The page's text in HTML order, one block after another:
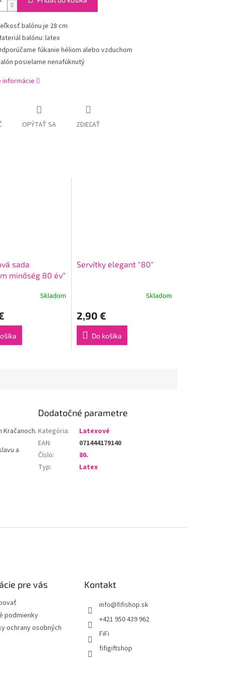
balónu je 28 cm
balónu: latex
fúkanie héliom alebo vzduchom
posielame nenafúknutý
informácie
OPÝTAŤ SA ZDIEĽAŤ
sada
minőség 80 év“
Skladom
Servítky elegant "80"
Skladom
2,90 €
Do košíka
a
Dodatočné parametre
Kategória:
Latexové
EAN:
071444179140
Číslo:
80.
Typ: Latex
pre vás
podmienky
ochrany osobných
Kontakt
info@fifishop.sk
+421 950 439 962
FiFi
fifigiftshop